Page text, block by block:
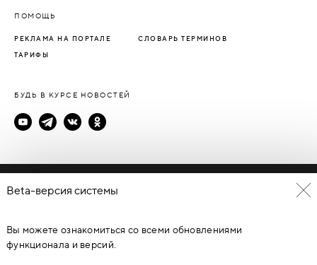
ПОМОЩЬ
РЕКЛАМА НА ПОРТАЛЕ СЛОВАРЬ ТЕРМИНОВ
ТАРИФЫ
БУДЬ В КУРСЕ НОВОСТЕЙ
Политика конфиденциальности
© Каталог дверей - DverProf, 2021-2026Материалы сайта
являются объектами авторского права. Запрещается
копирование, распространение, любое использование
Beta-версия системы
Вы можете ознакомиться со всеми обновлениями
функционала и версий.